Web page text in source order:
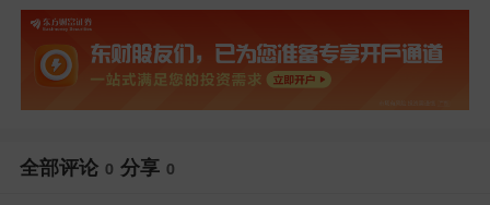
全部评论 0 分享 0